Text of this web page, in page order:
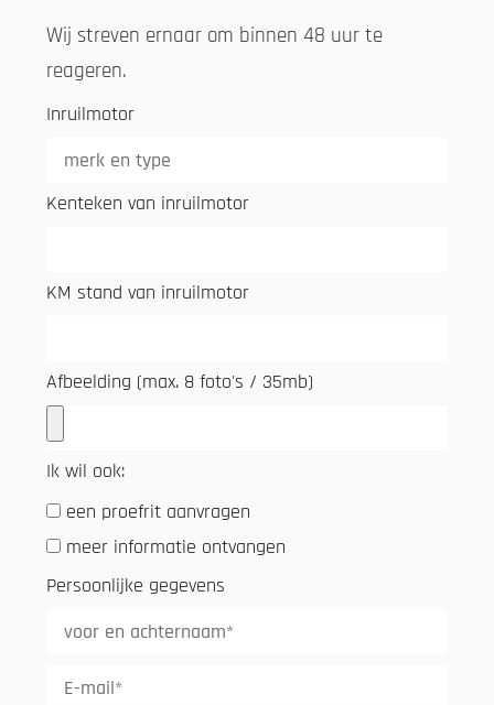
Wij streven ernaar om binnen 48 uur te
reageren.
Inruilmotor
Kenteken van inruilmotor
KM stand van inruilmotor
Afbeelding (max. 8 foto's / 35mb)
Ik wil ook:
een proefrit aanvragen
meer informatie ontvangen
Persoonlijke gegevens